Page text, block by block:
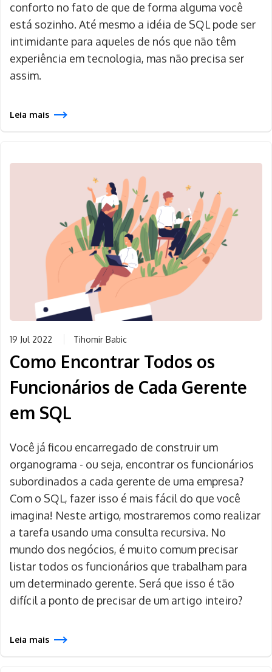
conforto no fato de que de forma alguma você
está sozinho. Até mesmo a idéia de SQL pode ser
intimidante para aqueles de nós que não têm
experiência em tecnologia, mas não precisa ser
assim.
Leia mais
19 Jul 2022 Tihomir Babic
Como Encontrar Todos os
Funcionários de Cada Gerente
em SQL
Você já ficou encarregado de construir um
organograma - ou seja, encontrar os funcionários
subordinados a cada gerente de uma empresa?
Com o SQL, fazer isso é mais fácil do que você
imagina! Neste artigo, mostraremos como realizar
a tarefa usando uma consulta recursiva. No
mundo dos negócios, é muito comum precisar
listar todos os funcionários que trabalham para
um determinado gerente. Será que isso é tão
difícil a ponto de precisar de um artigo inteiro?
Leia mais